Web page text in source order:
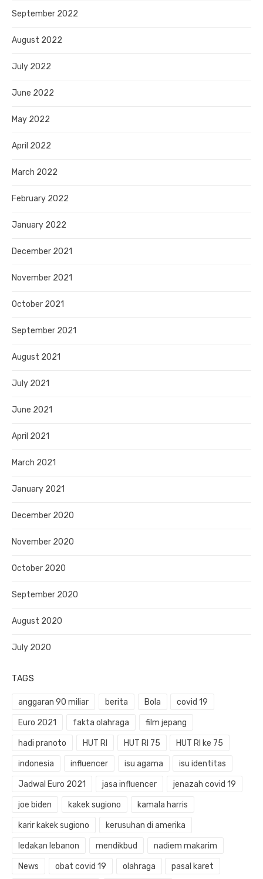
September 2022
August 2022
July 2022
June 2022
May 2022
April 2022
March 2022
February 2022
January 2022
December 2021
November 2021
October 2021
September 2021
August 2021
July 2021
June 2021
April 2021
March 2021
January 2021
December 2020
November 2020
October 2020
September 2020
August 2020
July 2020
TAGS
anggaran 90 miliar berita Bola covid 19
Euro 2021 fakta olahraga film jepang
hadi pranoto HUT RI HUT RI 75 HUT RI ke 75
indonesia influencer isu agama isu identitas
Jadwal Euro 2021 jasa influencer jenazah covid 19
joe biden kakek sugiono kamala harris
karir kakek sugiono kerusuhan di amerika
ledakan lebanon mendikbud nadiem makarim
News obat covid 19 olahraga pasal karet